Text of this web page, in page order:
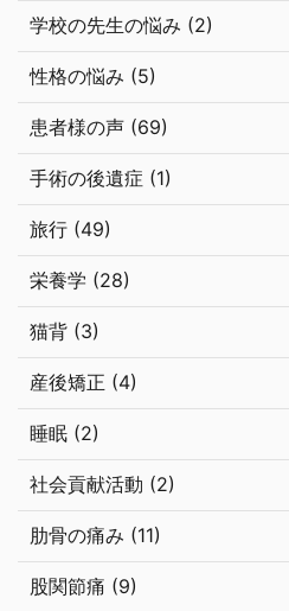
学校の先生の悩み (2)
性格の悩み (5)
患者様の声 (69)
手術の後遺症 (1)
旅行 (49)
栄養学 (28)
猫背 (3)
産後矯正 (4)
睡眠 (2)
社会貢献活動 (2)
肋骨の痛み (11)
股関節痛 (9)